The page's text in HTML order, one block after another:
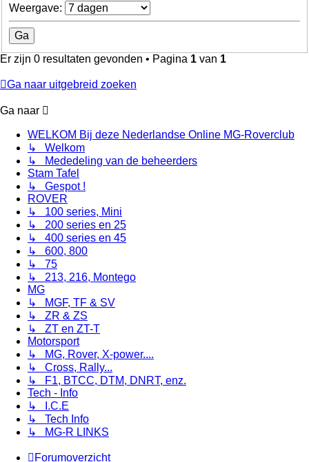
Weergave:
Er zijn 0 resultaten gevonden • Pagina 1 van 1
Ga naar uitgebreid zoeken
Ga naar
WELKOM Bij deze Nederlandse Online MG-Roverclub
↳ Welkom
↳ Mededeling van de beheerders
Stam Tafel
↳ Gespot !
ROVER
↳ 100 series, Mini
↳ 200 series en 25
↳ 400 series en 45
↳ 600, 800
↳ 75
↳ 213, 216, Montego
MG
↳ MGF, TF & SV
↳ ZR & ZS
↳ ZT en ZT-T
Motorsport
↳ MG, Rover, X-power....
↳ Cross, Rally...
↳ F1, BTCC, DTM, DNRT, enz.
Tech - Info
↳ I.C.E
↳ Tech Info
↳ MG-R LINKS
Forumoverzicht